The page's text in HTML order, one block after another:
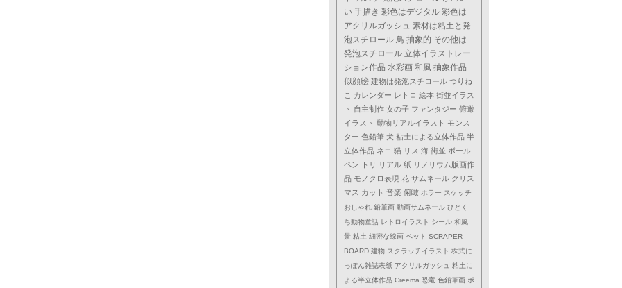
い 手描き 彩色はデジタル 彩色は
アクリルガッシュ 素材は粘土と発
泡スチロール 鳥 抽象的 その他は
発泡スチロール 立体イラストレー
ション作品 水彩画 和風 抽象作品
似顔絵 建物は発泡スチロール つりね
こ カレンダー レトロ 絵本 街並イラス
ト 自主制作 女の子 ファンタジー 俯瞰
イラスト 動物リアルイラスト モンス
ター 色鉛筆 犬 粘土による立体作品 半
立体作品 ネコ 猫 リス 海 街並 ボール
ペン
トリ リアル 紙 リノリウム版画作
品 モノクロ表現 花 サムネール クリス
マス カット 音楽 俯瞰 ホラー スケッチ
おしゃれ 鉛筆画 動画サムネール ひとく
ち動物童話 レトロイラスト シール 和風
景 粘土 細密な線画 ペット SCRAPER
BOARD 建物 スクラッチイラスト 株式に
っぽん雑誌表紙 アクリルガッシュ 粘土に
よる半立体作品 Creema 恐竜 色鉛筆画 ポ